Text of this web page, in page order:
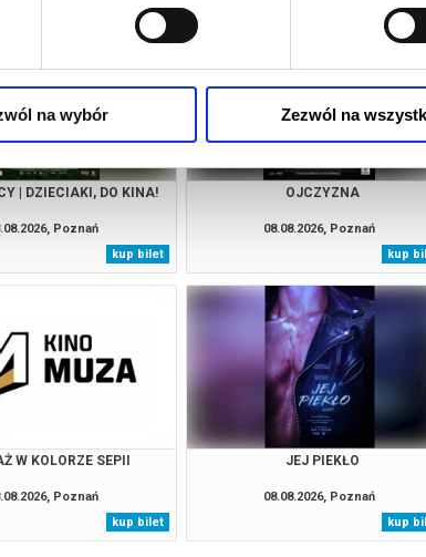
na wybór Zezwól na
| DZIECIAKI, DO KINA!
Poznań
kup bilet
OJCZYZNA
08.08.2026, Poznań
kup
W KOLORZE SEPII
Poznań
kup bilet
JEJ PIEKŁO
08.08.2026, Poznań
kup